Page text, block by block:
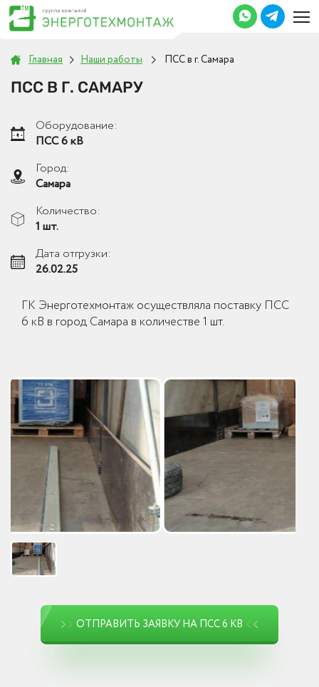
Главная Наши работы ПСС в г. Самара
ПСС В Г. САМАРУ
Оборудование:
ПСС 6 кВ
Город:
Самара
Количество:
1 шт.
Дата отгрузки:
26.02.25
ГК Энерготехмонтаж осуществляла поставку ПСС
6 кВ в город Самара в количестве 1 шт.
ОТПРАВИТЬ ЗАЯВКУ НА ПСС 6 КВ